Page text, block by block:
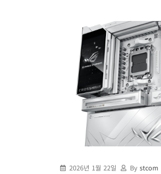
2026년 1월 22일 Bystcom